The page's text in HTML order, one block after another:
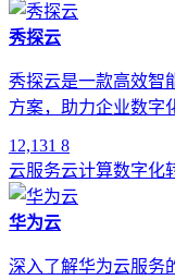
秀探云
秀探云是一款高效智
方案，助力企业数字
12,131 8
云服务云计算数字化
华为云
深入了解华为云服务